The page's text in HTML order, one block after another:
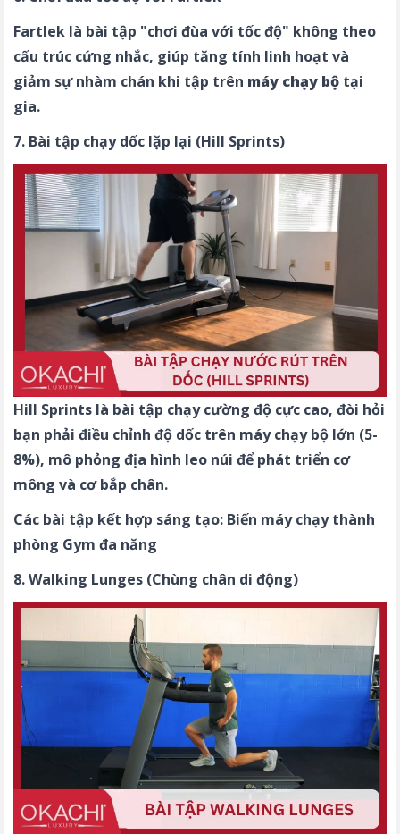
Fartlek là bài tập "chơi đùa với tốc độ" không theo
cấu trúc cứng nhắc, giúp tăng tính linh hoạt và
giảm sự nhàm chán khi tập trên máy chạy bộ tại
gia.
7. Bài tập chạy dốc lặp lại (Hill Sprints)
Hill Sprints là bài tập chạy cường độ cực cao, đòi hỏi
bạn phải điều chỉnh độ dốc trên máy chạy bộ lớn (5-
8%), mô phỏng địa hình leo núi để phát triển cơ
mông và cơ bắp chân.
Các bài tập kết hợp sáng tạo: Biến máy chạy thành
phòng Gym đa năng
8. Walking Lunges (Chùng chân di động)